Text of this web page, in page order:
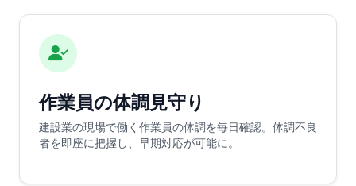
作業員の体調見守り
建設業の現場で働く作業員の体調を毎日確認。体調不良
者を即座に把握し、早期対応が可能に。